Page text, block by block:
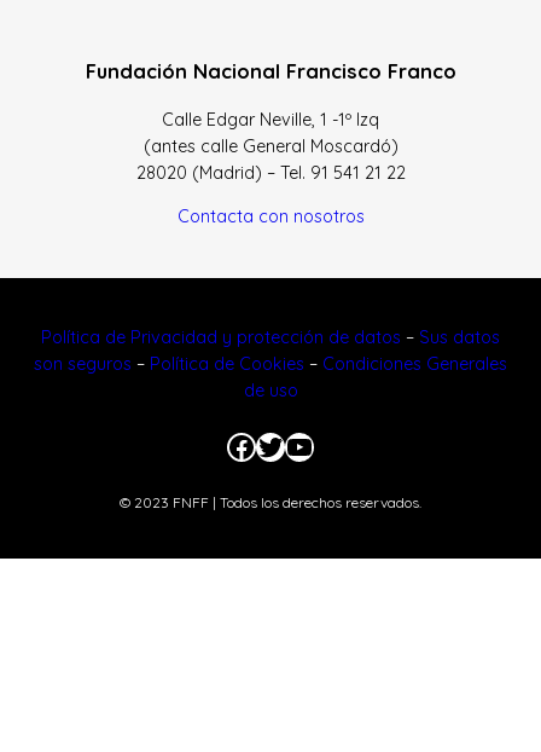
Fundación Nacional Francisco Franco
Calle Edgar Neville, 1 -1º Izq
(antes calle General Moscardó)
28020 (Madrid) – Tel. 91 541 21 22
Contacta con nosotros
Política de Privacidad y protección de datos – Sus datos
son seguros – Política de Cookies – Condiciones Generales
de uso
Facebook
Twitter
YouTube
© 2023 FNFF | Todos los derechos reservados.